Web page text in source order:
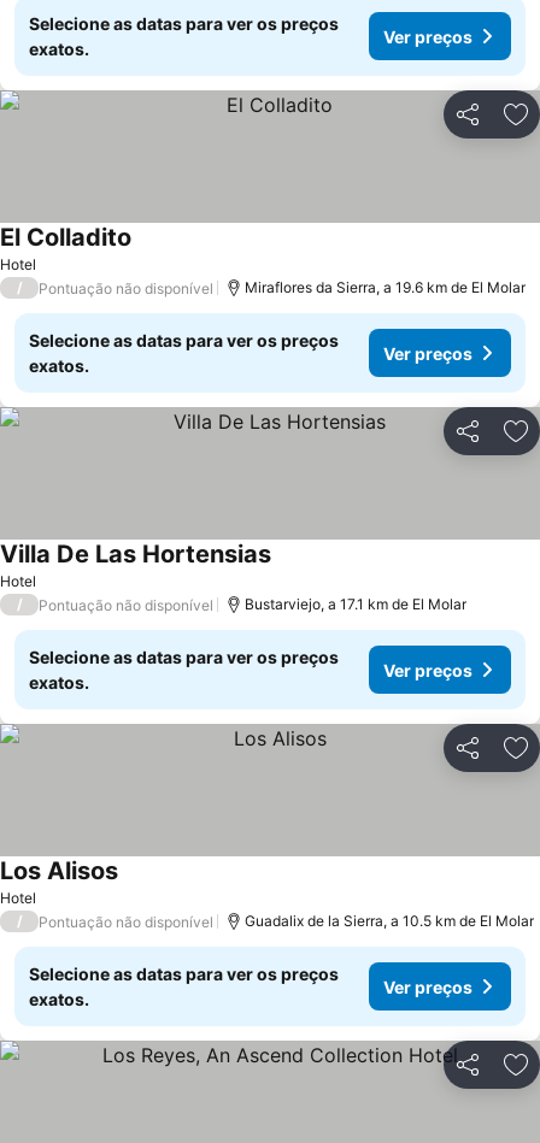
Selecione as datas para ver os preços
exatos.
Ver preços
Partilhar
Hotel
El Colladito
/ Pontuação não disponível Miraflores da Sierra, a 19.6 km de El Molar
Selecione as datas para ver os preços
exatos.
Ver preços
Partilhar
Hotel
Villa De Las Hortensias
/ Pontuação não disponível Bustarviejo, a 17.1 km de El Molar
Selecione as datas para ver os preços
exatos.
Ver preços
Partilhar
Hotel
Los Alisos
/ Pontuação não disponível Guadalix de la Sierra, a 10.5 km de El Molar
Selecione as datas para ver os preços
exatos.
Ver preços
Partilhar